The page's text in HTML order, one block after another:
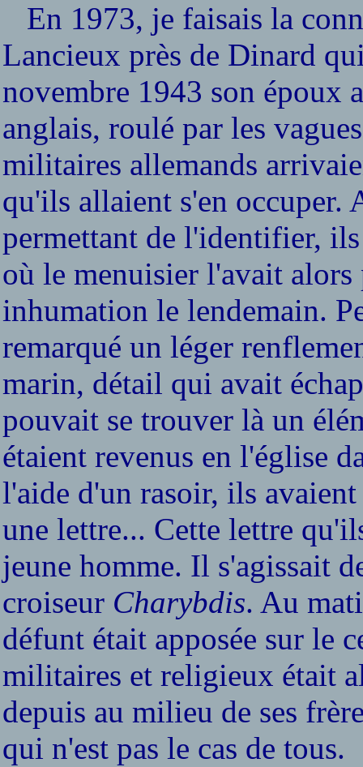
En 1973, je faisais la
Lancieux près de Dinard
novembre 1943 son époux
anglais, roulé par les
militaires allemands
qu'ils allaient s'en occuper.
permettant de l'identifier,
où le menuisier l'avait alors
inhumation le lendemain.
remarqué un léger
marin, détail qui avait
pouvait se trouver là un
étaient revenus en l'église
l'aide d'un rasoir, ils
une lettre... Cette lettre
jeune homme. Il s'agissait
croiseur Charybdis. Au
défunt était apposée sur le
militaires et religieux était
depuis au milieu de ses
qui n'est pas le cas de tous.